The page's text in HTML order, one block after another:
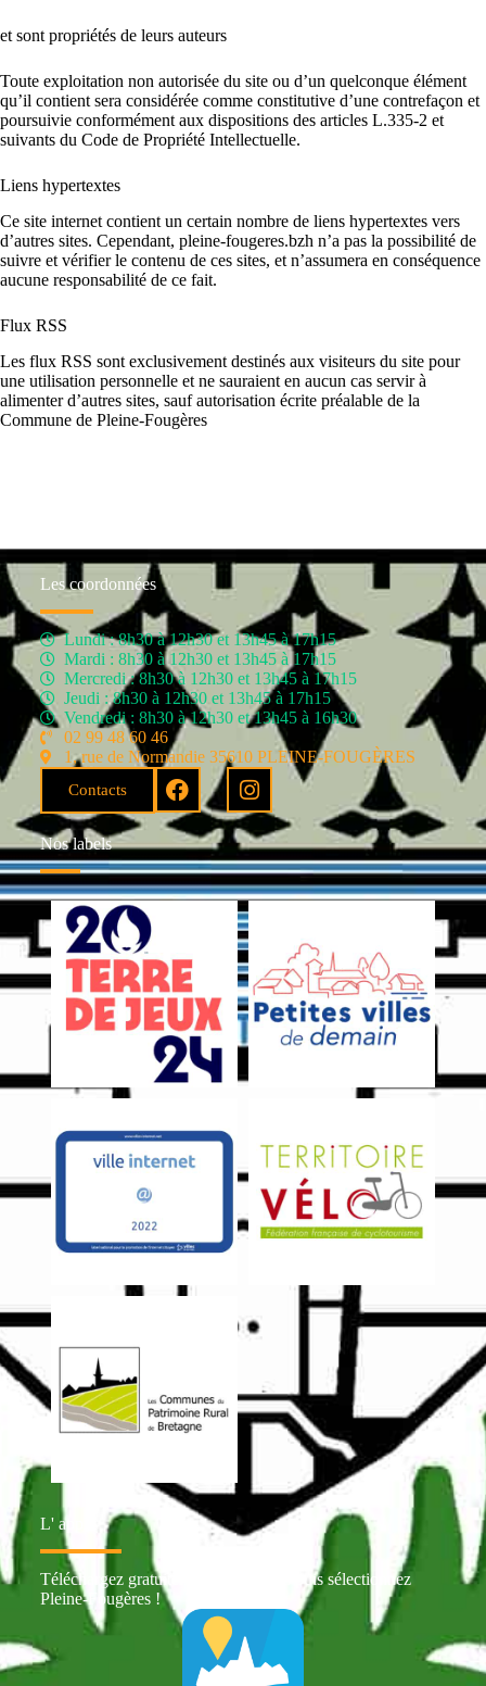
et sont propriétés de leurs auteurs
Toute exploitation non autorisée du site ou d’un quelconque élément
qu’il contient sera considérée comme constitutive d’une contrefaçon et
poursuivie conformément aux dispositions des articles L.335-2 et
suivants du Code de Propriété Intellectuelle.
Liens hypertextes
Ce site internet contient un certain nombre de liens hypertextes vers
d’autres sites. Cependant, pleine-fougeres.bzh n’a pas la possibilité de
suivre et vérifier le contenu de ces sites, et n’assumera en conséquence
aucune responsabilité de ce fait.
Flux RSS
Les flux RSS sont exclusivement destinés aux visiteurs du site pour
une utilisation personnelle et ne sauraient en aucun cas servir à
alimenter d’autres sites, sauf autorisation écrite préalable de la
Commune de Pleine-Fougères
Les coordonnées
Lundi : 8h30 à 12h30 et 13h45 à 17h15
Mardi : 8h30 à 12h30 et 13h45 à 17h15
Mercredi : 8h30 à 12h30 et 13h45 à 17h15
Jeudi : 8h30 à 12h30 et 13h45 à 17h15
Vendredi : 8h30 à 12h30 et 13h45 à 16h30
02 99 48 60 46
1, rue de Normandie 35610 PLEINE-FOUGÈRES
Contacts
Nos labels
L' appli
Téléchargez gratuitement Intramuros puis sélectionnez
Pleine-Fougères !